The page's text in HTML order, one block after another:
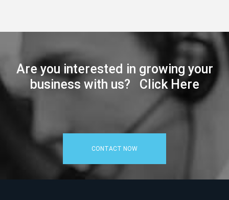
Are you interested in growing your
business with us? Click Here
CONTACT NOW